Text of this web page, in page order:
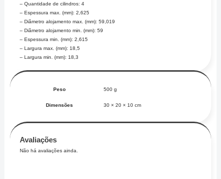
– Quantidade de cilindros: 4
– Espessura max. (mm): 2,625
– Diâmetro alojamento max. (mm): 59,019
– Diâmetro alojamento min. (mm): 59
– Espessura min. (mm): 2,615
– Largura max. (mm): 18,5
– Largura min. (mm): 18,3
Peso 500 g
Dimensões 30 × 20 × 10 cm
Avaliações
Não há avaliações ainda.